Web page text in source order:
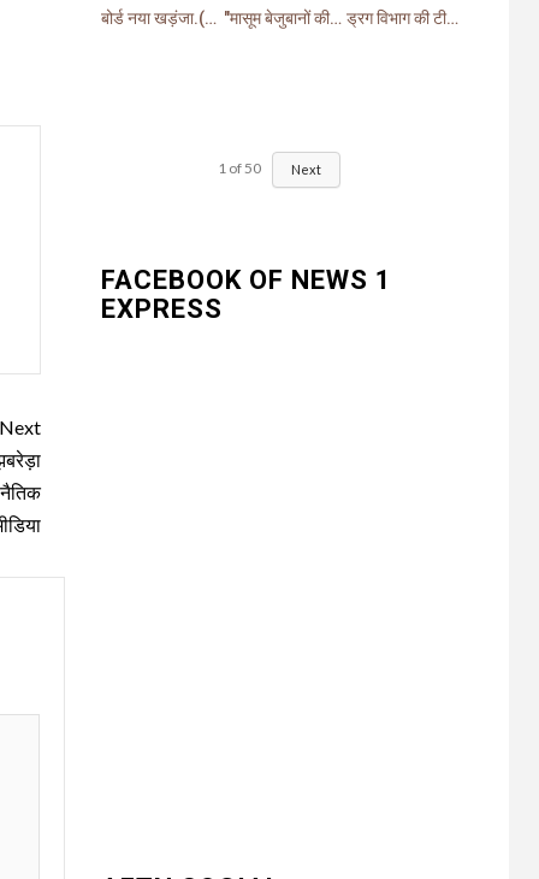
Next
बोर्ड नया खड़ंजा.(गायब)झबरेड़ा विधायक वीरेंद्र जत्ती के प्रस्ताव पर pwd ने बनाया खड़ंजा "मासूम बेजुबानों की दर्दनाक मौत: चंद घास के निवालों ने उजाड़ दी गरीब परिवारों की दुनिया" ड्रग विभाग की टीम ने खांसी व सर्दी जुकाम में दी जाने वाली (सिरप) की खरीदारी व बिक्री पर लगाई रोक.
1 of50 Next
FACEBOOK OF NEWS 1
EXPRESS